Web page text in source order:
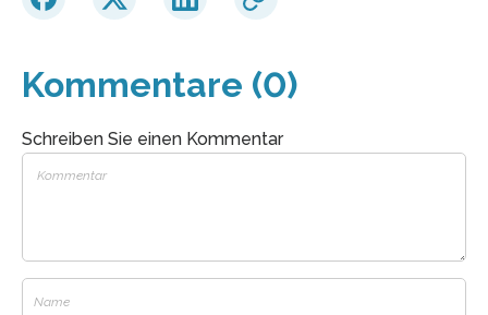
Kommentare (0)
Schreiben Sie einen Kommentar